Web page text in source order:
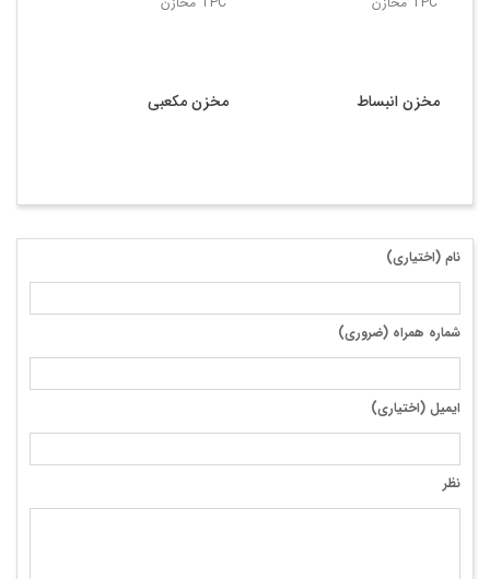
مخزن مکعبی مخزن انبساط
نام (اختیاری)
شماره همراه (ضروری)
ایمیل (اختیاری)
نظر